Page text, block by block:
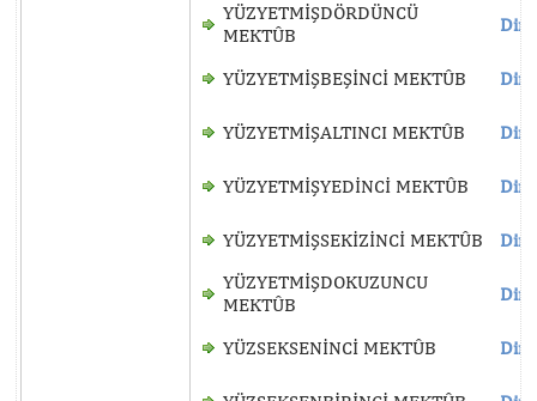
YÜZYETMİŞDÖRDÜNCÜ
MEKTÛB
YÜZYETMİŞBEŞİNCİ MEKTÛB
YÜZYETMİŞALTINCI MEKTÛB
YÜZYETMİŞYEDİNCİ MEKTÛB
YÜZYETMİŞSEKİZİNCİ MEKTÛB
YÜZYETMİŞDOKUZUNCU
MEKTÛB
YÜZSEKSENİNCİ MEKTÛB